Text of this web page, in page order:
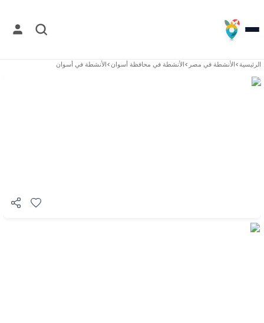
الرئيسية>الأنشطة في مصر >الأنشطة في محافظة أسوان>الأنشطة فيأسوان